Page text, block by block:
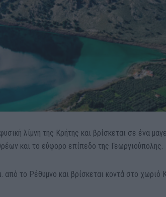
λίμνη της Κρήτης και βρίσκεται σε ένα
και το εύφορο επίπεδο της Γεωργιούπολης.
από το Ρέθυμνο και βρίσκεται κοντά στο χωριό